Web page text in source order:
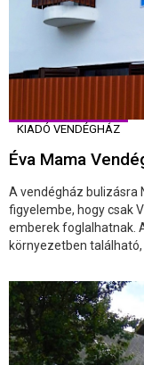
KIADÓ VENDÉGHÁZ
Éva Mama
A vendégház bulizásra
figyelembe, hogy csak
emberek foglalhatnak.
környezetben található,